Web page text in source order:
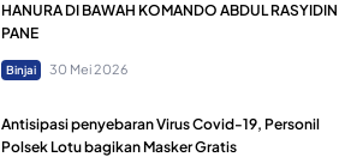
HANURA DI BAWAH KOMANDO ABDUL RASYIDIN
PANE
Binjai 30 Mei 2026
Antisipasi penyebaran Virus Covid-19, Personil
Polsek Lotu bagikan Masker Gratis